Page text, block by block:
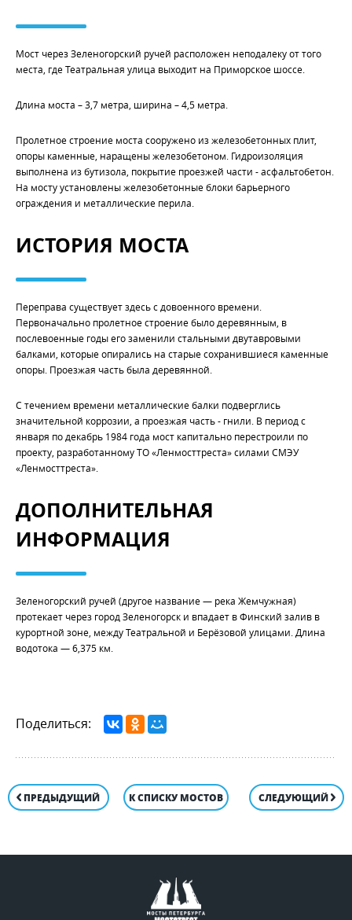
Мост через Зеленогорский ручей расположен неподалеку от того
места, где Театральная улица выходит на Приморское шоссе.
Длина моста – 3,7 метра, ширина – 4,5 метра.
Пролетное строение моста сооружено из железобетонных плит,
опоры каменные, наращены железобетоном. Гидроизоляция
выполнена из бутизола, покрытие проезжей части - асфальтобетон.
На мосту установлены железобетонные блоки барьерного
ограждения и металлические перила.
ИСТОРИЯ МОСТА
Переправа существует здесь с довоенного времени.
Первоначально пролетное строение было деревянным, в
послевоенные годы его заменили стальными двутавровыми
балками, которые опирались на старые сохранившиеся каменные
опоры. Проезжая часть была деревянной.
С течением времени металлические балки подверглись
значительной коррозии, а проезжая часть - гнили. В период с
января по декабрь 1984 года мост капитально перестроили по
проекту, разработанному ТО «Ленмосттреста» силами СМЭУ
«Ленмосттреста».
ДОПОЛНИТЕЛЬНАЯ
ИНФОРМАЦИЯ
Зеленогорский ручей (другое название — река Жемчужная)
протекает через город Зеленогорск и впадает в Финский залив в
курортной зоне, между Театральной и Берёзовой улицами. Длина
водотока — 6,375 км.
Поделиться:
ПРЕДЫДУЩИЙ К СПИСКУ МОСТОВ СЛЕДУЮЩИЙ